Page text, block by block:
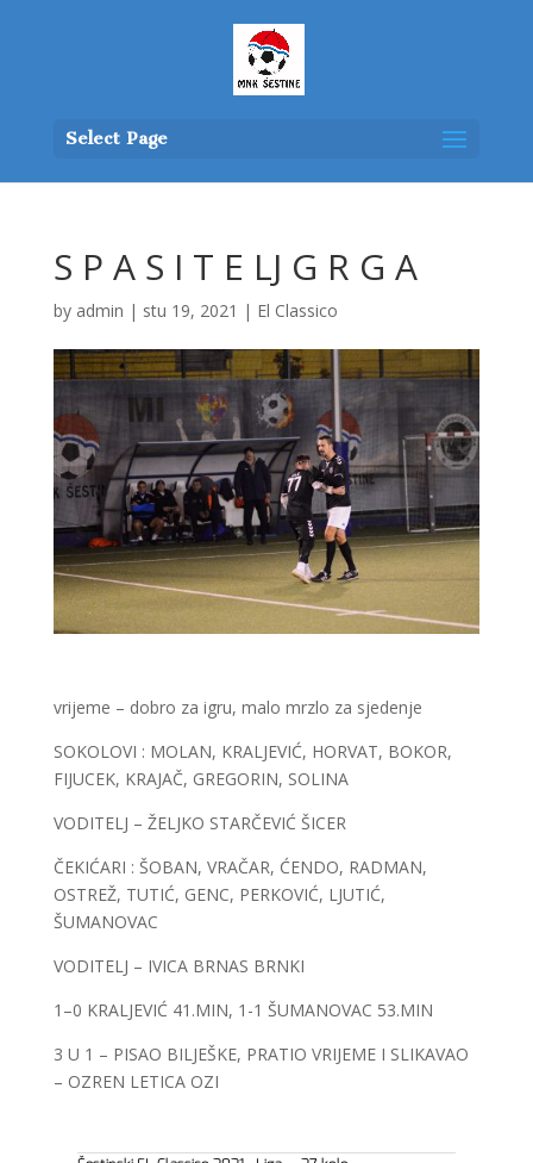
Select Page
S P A S I T E LJ G R G A
by admin | stu 19, 2021 | El Classico
vrijeme – dobro za igru, malo mrzlo za sjedenje
SOKOLOVI : MOLAN, KRALJEVIĆ, HORVAT, BOKOR,
FIJUCEK, KRAJAČ, GREGORIN, SOLINA
VODITELJ – ŽELJKO STARČEVIĆ ŠICER
ČEKIĆARI : ŠOBAN, VRAČAR, ĆENDO, RADMAN,
OSTREŽ, TUTIĆ, GENC, PERKOVIĆ, LJUTIĆ,
ŠUMANOVAC
VODITELJ – IVICA BRNAS BRNKI
1–0 KRALJEVIĆ 41.MIN, 1-1 ŠUMANOVAC 53.MIN
3 U 1 – PISAO BILJEŠKE, PRATIO VRIJEME I SLIKAVAO
– OZREN LETICA OZI